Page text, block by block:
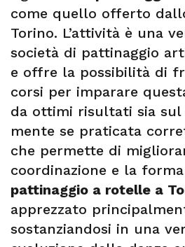
come quello offerto
Torino. L’attività è una
società di pattinaggio
e offre la possibilità di
corsi per imparare
da ottimi risultati sia
mente se praticata
che permette di
coordinazione e la
pattinaggio a rotelle a
apprezzato
sostanziandosi in una